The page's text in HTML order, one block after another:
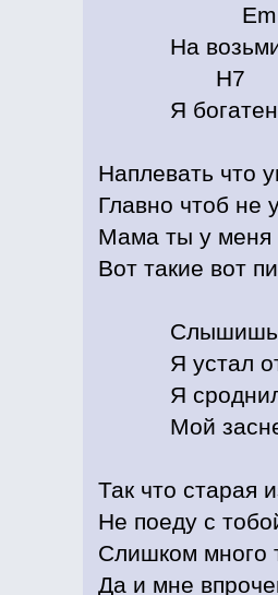
Em
На возьми
H7
Я
Наплевать что
Главно чтоб не
Мама ты у меня
Вот такие вот
Слышишь
Я устал от
Я
Мой
Так что старая
Не поеду с
Слишком много
Да и мне